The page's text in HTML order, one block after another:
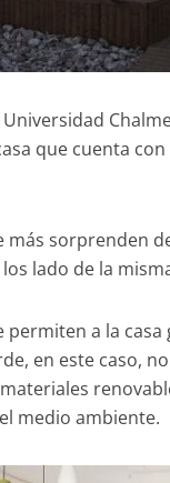
que cuenta
sorprenden
lado de la
a la
en este caso,
medio ambiente.